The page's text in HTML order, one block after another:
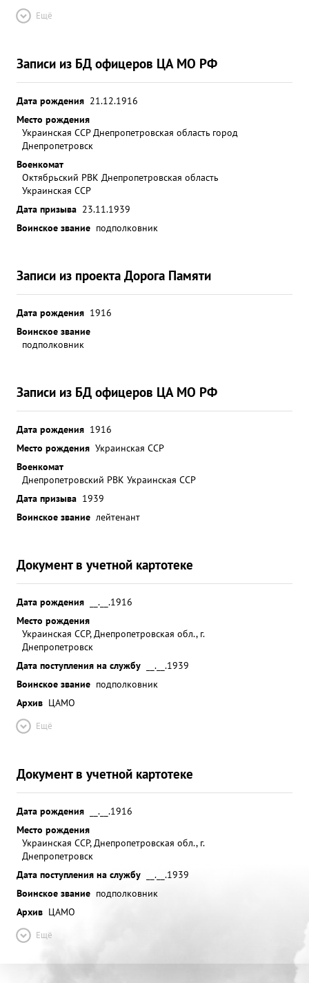
Ещё
Записи из БД офицеров ЦА МО РФ
Дата рождения 21.12.1916
Место рождения
Украинская ССР Днепропетровская область город
Днепропетровск
Военкомат
Октябрьский РВК Днепропетровская область
Украинская ССР
Дата призыва 23.11.1939
Воинское звание подполковник
Записи из проекта Дорога Памяти
Дата рождения 1916
Воинское звание
подполковник
Записи из БД офицеров ЦА МО РФ
Дата рождения 1916
Место рождения Украинская ССР
Военкомат
Днепропетровский РВК Украинская ССР
Дата призыва 1939
Воинское звание лейтенант
Документ в учетной картотеке
Дата рождения
__.__.1916
Место рождения
Украинская ССР, Днепропетровская обл., г.
Днепропетровск
Дата поступления на службу
__.__.1939
Воинское звание подполковник
Архив ЦАМО
Ещё
Документ в учетной картотеке
Дата рождения
__.__.1916
Место рождения
Украинская ССР, Днепропетровская обл., г.
Днепропетровск
Дата поступления на службу
__.__.1939
Воинское звание подполковник
Архив ЦАМО
Ещё